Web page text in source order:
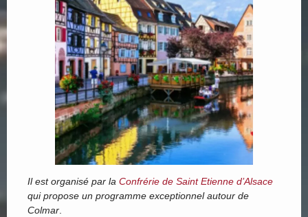
Il est organisé par la Confrérie de Saint Etienne d’Alsace
qui propose un programme exceptionnel autour de
Colmar.